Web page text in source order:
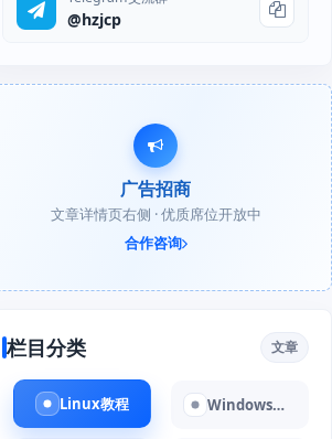
@hzjcp
广告招商
文章详情页右侧 · 优质席位开放中
合作咨询
栏目分类 文章
Linux教程 Windows教程